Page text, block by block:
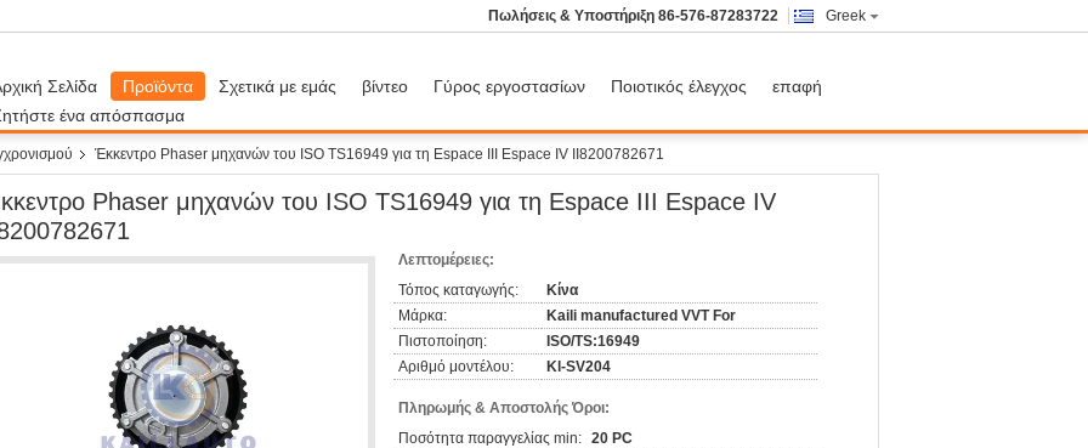
Greek
Πωλήσεις & Υποστήριξη 86-576-87283722
Σελίδα Προϊόντα Σχετικά με εμάς βίντεο Γύρος εργοστασίων Ποιοτικός έλεγχος
επαφή
ένα απόσπασμα
Έκκεντρο Phaser μηχανών του ISO TS16949 για τη Espace ΙΙΙ Espace IV II8200782671
Phaser μηχανών του ISO TS16949 για τη Espace ΙΙΙ Espace IV
Λεπτομέρειες:
Τόπος καταγωγής:
Κίνα
Μάρκα:
Kaili manufactured VVT For
Πιστοποίηση:
ISO/TS:16949
Αριθμό μοντέλου:
Kl-SV204
Πληρωμής & Αποστολής Όροι:
Ποσότητα παραγγελίας min: 20 PC